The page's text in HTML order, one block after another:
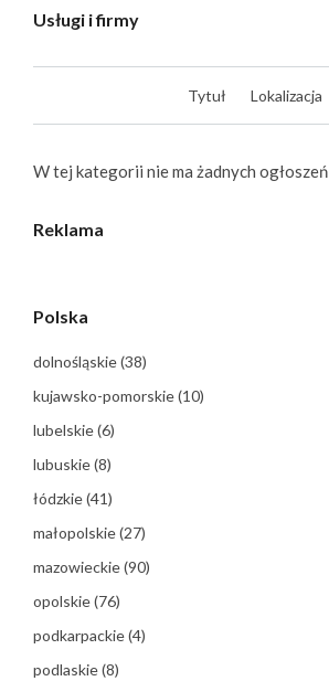
Usługi i firmy
Tytuł Lokalizacja
W tej kategorii nie ma żadnych ogłoszeń
Reklama
Polska
dolnośląskie(38)
kujawsko-pomorskie(10)
lubelskie(6)
lubuskie(8)
łódzkie(41)
małopolskie(27)
mazowieckie(90)
opolskie(76)
podkarpackie(4)
podlaskie(8)